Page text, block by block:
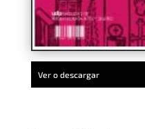
Ver o descargar